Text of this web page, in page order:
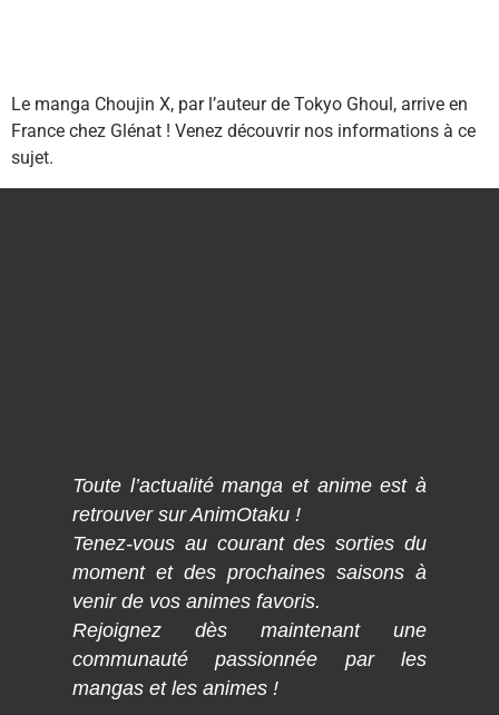
Le manga Choujin X, par l’auteur de Tokyo Ghoul, arrive en
France chez Glénat ! Venez découvrir nos informations à ce
sujet.
Toute l’actualité manga et anime est à
retrouver sur AnimOtaku !
Tenez-vous au courant des sorties du
moment et des prochaines saisons à
venir de vos animes favoris.
Rejoignez dès maintenant une
communauté passionnée par les
mangas et les animes !